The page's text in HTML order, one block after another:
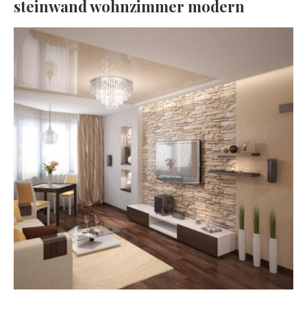
steinwand wohnzimmer modern